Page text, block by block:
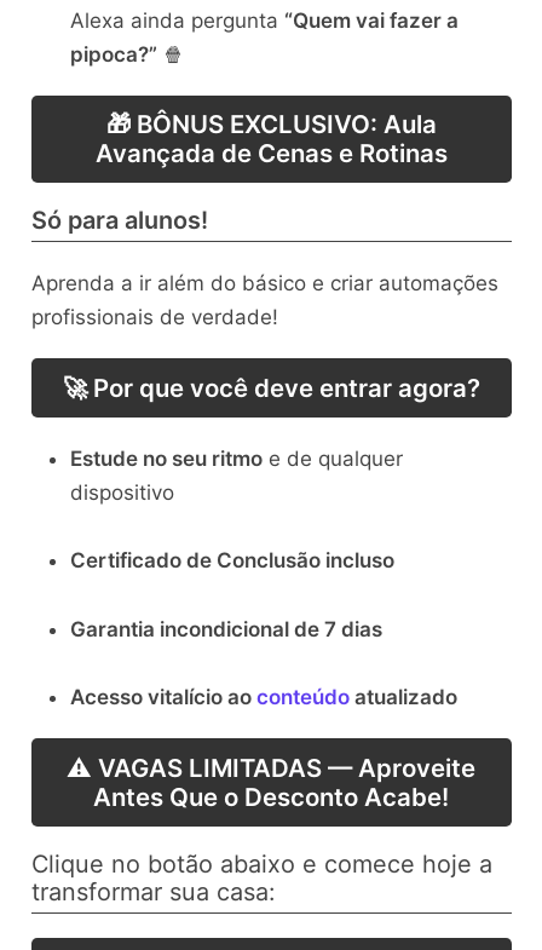
Alexa ainda pergunta “Quem vai fazer a
pipoca?” 🍿
🎁 BÔNUS EXCLUSIVO: Aula
Avançada de Cenas e Rotinas
Só para alunos!
Aprenda a ir além do básico e criar automações
profissionais de verdade!
🚀 Por que você deve entrar agora?
Estude no seu ritmoe de qualquer
dispositivo
Certificado de Conclusão incluso
Garantia incondicional de 7 dias
Acesso vitalício ao conteúdoatualizado
⚠️ VAGAS LIMITADAS — Aproveite
Antes Que o Desconto Acabe!
Clique no botão abaixo e comece hoje a
transformar sua casa: